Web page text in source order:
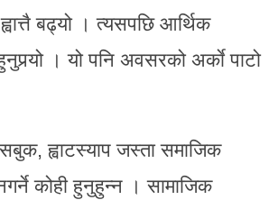
बढ्यो । त्यसपछि आर्थिक
। यो पनि अवसरको अर्काे पाटो
ह्वाटस्याप जस्ता समाजिक
कोही हुनुहुन्न । सामाजिक